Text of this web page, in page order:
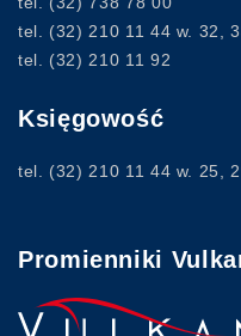
tel. (32) 210 11 44 w. 32,
tel. (32) 210 11 92
Księgowość
tel. (32) 210 11 44 w. 25,
Promienniki